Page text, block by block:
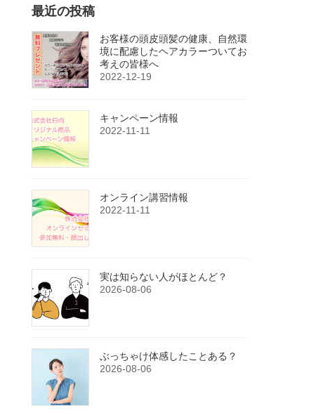
最近の投稿
お客様の頭皮頭髪の健康、自然環
境に配慮したヘアカラーついてお
考えの皆様へ
2022-12-19
キャンペーン情報
2022-11-11
オンライン講習情報
2022-11-11
実は知らない人がほとんど？
2026-08-06
ぶっちゃけ体感したことある？
2026-08-06